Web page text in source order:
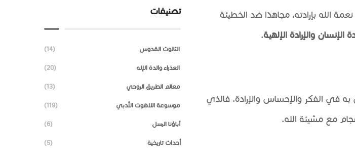
الله بإرادته، مجاهدًا ضد الخطيئة
الإنسان والإرادة الإلهية.
في الفكر والإحساس والإرادة. فالذي
مع مشيئة الله.
تصنيفات
الثالوث القدوس (14)
العذراء والدة الإله (20)
معالم الطريق الروحي (13)
موسوعة اللاهوت الأدبي (119)
آباؤنا الرسل (6)
أحداث تاريخية (5)